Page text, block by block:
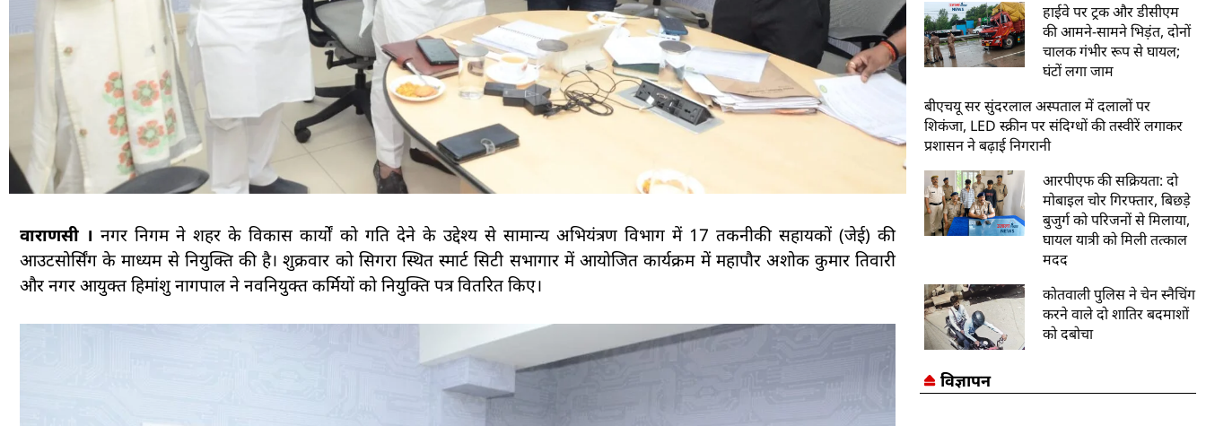
वाराणसी ।नगर निगम ने शहर के विकास कार्यों को गति देने के उद्देश्य से सामान्य अभियंत्रण विभाग में 17 तकनीकी सहायकों (जेई) की
आउटसोर्सिंग के माध्यम से नियुक्ति की है। शुक्रवार को सिगरा स्थित स्मार्ट सिटी सभागार में आयोजित कार्यक्रम में महापौर अशोक कुमार तिवारी
और नगर आयुक्त हिमांशु नागपाल ने नवनियुक्त कर्मियों को नियुक्ति पत्र वितरित किए।
हाईवे पर ट्रक और डीसीएम
की आमने-सामने भिड़ंत, दोनों
चालक गंभीर रूप से घायल;
घंटों लगा जाम
बीएचयू सर सुंदरलाल अस्पताल में दलालों पर
शिकंजा, LED स्क्रीन पर संदिग्धों की तस्वीरें लगाकर
प्रशासन ने बढ़ाई निगरानी
आरपीएफ की सक्रियता: दो
मोबाइल चोर गिरफ्तार, बिछड़े
बुजुर्ग को परिजनों से मिलाया,
घायल यात्री को मिली तत्काल
मदद
कोतवाली पुलिस ने चेन स्नैचिंग
करने वाले दो शातिर बदमाशों
को दबोचा
विज्ञापन